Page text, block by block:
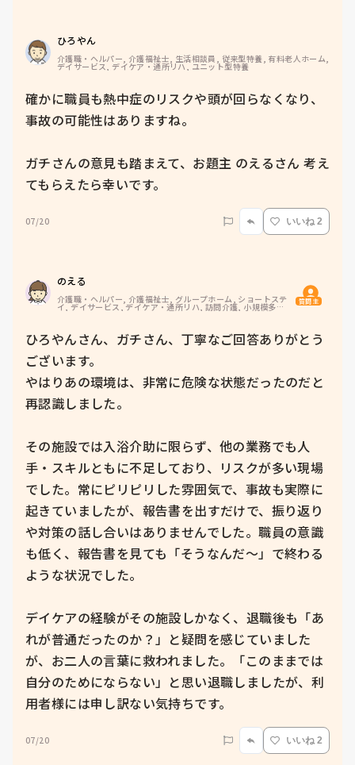
ひろやん
介護職・ヘルパー, 介護福祉士, 生活相談員, 従来型特養, 有料老人ホーム,
デイサービス, デイケア・通所リハ, ユニット型特養
確かに職員も熱中症のリスクや頭が回らなくなり、
事故の可能性はありますね。
ガチさんの意見も踏まえて、お題主 のえるさん 考え
てもらえたら幸いです。
07/20 いいね 2
のえる
介護職・ヘルパー, 介護福祉士, グループホーム, ショートステ
イ, デイサービス, デイケア・通所リハ, 訪問介護, 小規模多機
能型居宅介護
質問主
ひろやんさん、ガチさん、丁寧なご回答ありがとう
ございます。
やはりあの環境は、非常に危険な状態だったのだと
再認識しました。
その施設では入浴介助に限らず、他の業務でも人
手・スキルともに不足しており、リスクが多い現場
でした。常にピリピリした雰囲気で、事故も実際に
起きていましたが、報告書を出すだけで、振り返り
や対策の話し合いはありませんでした。職員の意識
も低く、報告書を見ても「そうなんだ〜」で終わる
ような状況でした。
デイケアの経験がその施設しかなく、退職後も「あ
れが普通だったのか？」と疑問を感じていました
が、お二人の言葉に救われました。「このままでは
自分のためにならない」と思い退職しましたが、利
用者様には申し訳ない気持ちです。
07/20 いいね 2